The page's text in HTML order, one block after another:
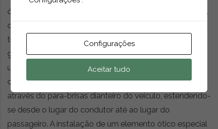
ótica ZEISS da Alemanha. Para realçar a experiência real
do utilizador, a Hyundai MOBIS irá em breve aplicar esta
tecnologia em veículos de demonstração topo de
gama do Hyundai Motor Group. Este ecrã apresenta
uma projeção panorâmica de várias informações de
condução, navegação e dados de infoentretenimento
através do para-brisas dianteiro do veículo, estendendo-
se desde o lugar do condutor até ao lugar do
passageiro. A instalação de um elemento ótico especial
Configurações
Aceitar tudo